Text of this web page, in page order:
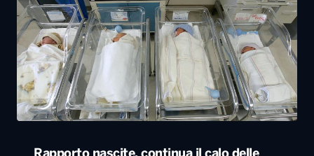
Rapporto nascite, continua il calo delle
gravidanze e mamme sempre più “anziane”
in Italia